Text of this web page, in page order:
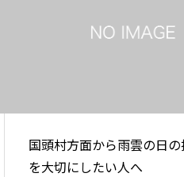
国頭村方面から雨雲の日
を大切にしたい人へ